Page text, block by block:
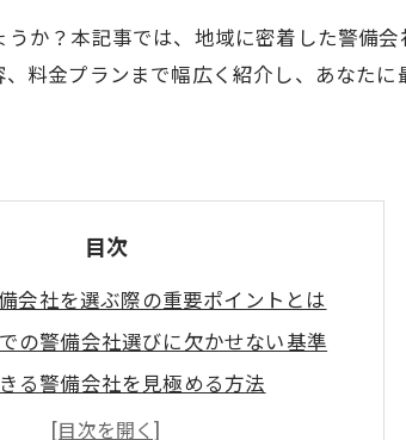
か？本記事では、地域に密着した警備
料金プランまで幅広く紹介し、あなたに
目次
会社を選ぶ際の重要ポイントとは
の警備会社選びに欠かせない基準
る警備会社を見極める方法
特性を考慮した警備会社選び